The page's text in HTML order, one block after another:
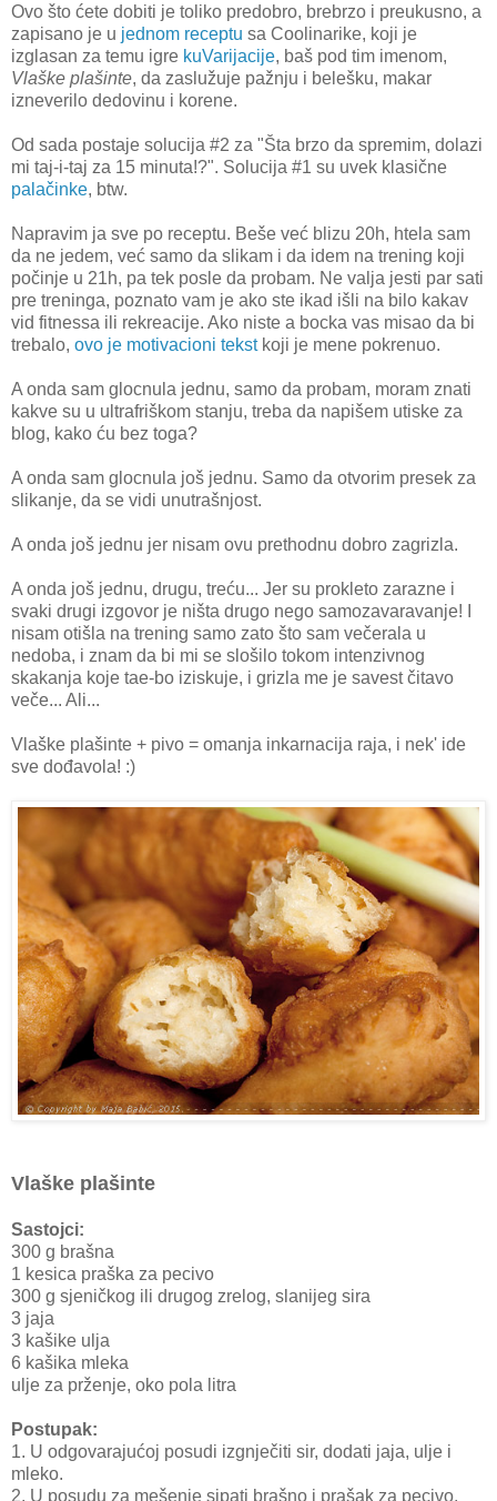
Ovo što ćete dobiti je toliko predobro, brebrzo i preukusno, a
zapisano je u jednom receptu sa Coolinarike, koji je
izglasan za temu igre kuVarijacije, baš pod tim imenom,
Vlaške plašinte, da zaslužuje pažnju i belešku, makar
izneverilo dedovinu i korene.
Od sada postaje solucija #2 za "Šta brzo da spremim, dolazi
mi taj-i-taj za 15 minuta!?". Solucija #1 su uvek klasične
palačinke, btw.
Napravim ja sve po receptu. Beše već blizu 20h, htela sam
da ne jedem, već samo da slikam i da idem na trening koji
počinje u 21h, pa tek posle da probam. Ne valja jesti par sati
pre treninga, poznato vam je ako ste ikad išli na bilo kakav
vid fitnessa ili rekreacije. Ako niste a bocka vas misao da bi
trebalo, ovo je motivacioni tekstkoji je mene pokrenuo.
A onda sam glocnula jednu, samo da probam, moram znati
kakve su u ultrafriškom stanju, treba da napišem utiske za
blog, kako ću bez toga?
A onda sam glocnula još jednu. Samo da otvorim presek za
slikanje, da se vidi unutrašnjost.
A onda još jednu jer nisam ovu prethodnu dobro zagrizla.
A onda još jednu, drugu, treću... Jer su prokleto zarazne i
svaki drugi izgovor je ništa drugo nego samozavaravanje! I
nisam otišla na trening samo zato što sam večerala u
nedoba, i znam da bi mi se slošilo tokom intenzivnog
skakanja koje tae-bo iziskuje, i grizla me je savest čitavo
veče... Ali...
Vlaške plašinte + pivo = omanja inkarnacija raja, i nek' ide
sve dođavola! :)
Vlaške plašinte
Sastojci:
300 g brašna
1 kesica praška za pecivo
300 g sjeničkog ili drugog zrelog, slanijeg sira
3 jaja
3 kašike ulja
6 kašika mleka
ulje za prženje, oko pola litra
Postupak:
1. U odgovarajućoj posudi izgnječiti sir, dodati jaja, ulje i
mleko.
2. U posudu za mešenje sipati brašno i prašak za pecivo,